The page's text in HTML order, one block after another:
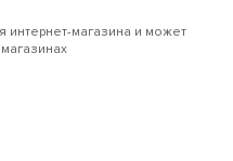
интернет-магазина и может